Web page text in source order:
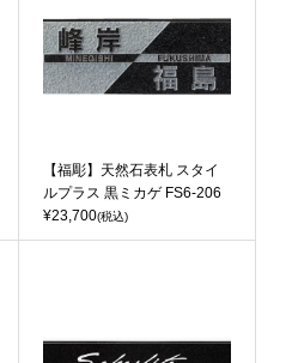
【福彫】天然石表札 スタイ
ルプラス 黒ミカゲ FS6-206
¥23,700(税込)